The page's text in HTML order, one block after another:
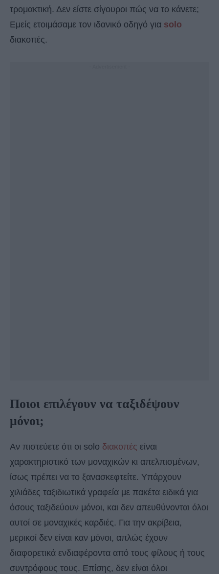
τρομακτική. Δεν είστε σίγουροι πώς να το κάνετε;
Εμείς ετοιμάσαμε τον ιδανικό οδηγό για solo
διακοπές.
Ποιοι επιλέγουν να ταξιδέψουν
μόνοι;
Αν πιστεύετε ότι οι solo διακοπές είναι
χαρακτηριστικό των μοναχικών κι απελπισμένων,
ίσως πρέπει να το ξανασκεφτείτε. Υπάρχουν
χιλιάδες ταξιδιωτικά γραφεία με πακέτα ειδικά για
όσους ταξιδεύουν μόνοι, και δεν απευθύνονται όλοι
αυτοί σε μοναχικές καρδιές. Για την ακρίβεια,
μερικοί δεν είναι καν μόνοι, απλώς έχουν
διαφορετικά ενδιαφέροντα από τους φίλους ή τους
συντρόφους τους. Επίσης, δεν είναι όλοι